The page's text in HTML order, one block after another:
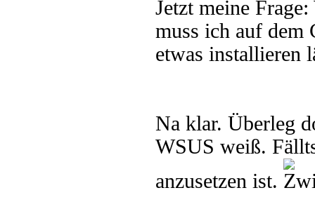
Jetzt meine
muss ich auf dem
etwas installieren
Na klar. Überleg
WSUS weiß.
anzusetzen ist.